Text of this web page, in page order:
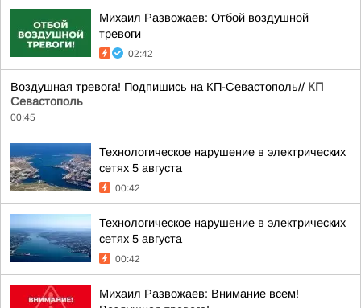
Михаил Развожаев: Отбой воздушной
тревоги
02:42
Воздушная тревога! Подпишись на КП-Севастополь// КП
Севастополь
00:45
Технологическое нарушение в электрических
сетях 5 августа
00:42
Технологическое нарушение в электрических
сетях 5 августа
00:42
Михаил Развожаев: Внимание всем!